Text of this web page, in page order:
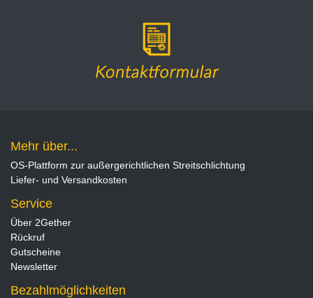
Mehr über...
OS-Plattform zur außergerichtlichen Streitschlichtung
Liefer- und Versandkosten
Service
Über 2Gether
Rückruf
Gutscheine
Newsletter
Bezahlmöglichkeiten